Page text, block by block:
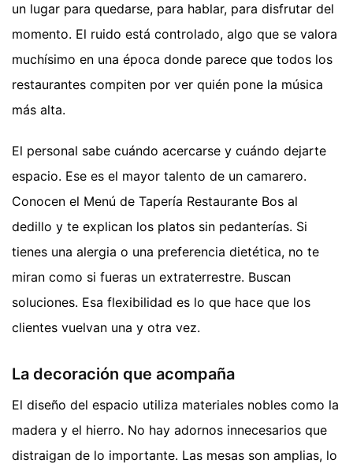
un lugar para quedarse, para hablar, para disfrutar del
momento. El ruido está controlado, algo que se valora
muchísimo en una época donde parece que todos los
restaurantes compiten por ver quién pone la música
más alta.
El personal sabe cuándo acercarse y cuándo dejarte
espacio. Ese es el mayor talento de un camarero.
Conocen el Menú de Tapería Restaurante Bos al
dedillo y te explican los platos sin pedanterías. Si
tienes una alergia o una preferencia dietética, no te
miran como si fueras un extraterrestre. Buscan
soluciones. Esa flexibilidad es lo que hace que los
clientes vuelvan una y otra vez.
La decoración que acompaña
El diseño del espacio utiliza materiales nobles como la
madera y el hierro. No hay adornos innecesarios que
distraigan de lo importante. Las mesas son amplias, lo